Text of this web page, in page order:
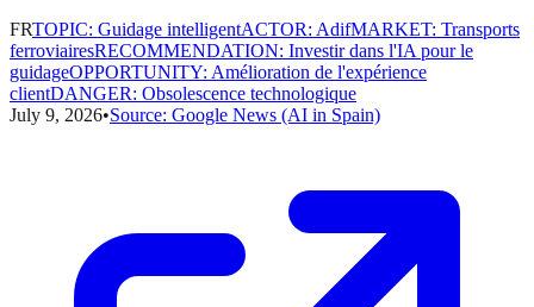
FRTOPIC: Guidage intelligentACTOR: AdifMARKET: Transports
ferroviairesRECOMMENDATION: Investir dans l'IA pour le
guidageOPPORTUNITY: Amélioration de l'expérience
clientDANGER: Obsolescence technologique
July 9, 2026•Source: Google News (AI in Spain)